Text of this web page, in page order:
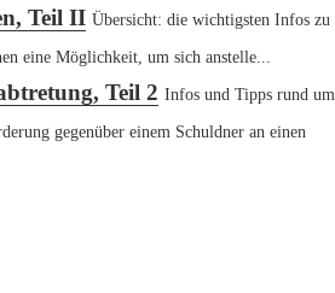
Teil II Übersicht: die wichtigsten Infos zu
eine Möglichkeit, um sich anstelle...
Teil 2 Infos und Tipps rund um
gegenüber einem Schuldner an einen